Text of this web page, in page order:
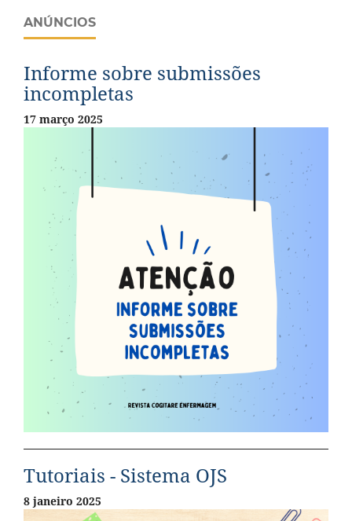
ANÚNCIOS
Informe sobre submissões
incompletas
17 março 2025
Tutoriais - Sistema OJS
8 janeiro 2025